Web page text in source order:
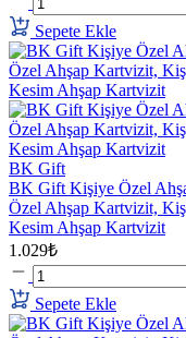
Sepete Ekle
BK Gift
BK Gift Kişiye Özel
Özel Ahşap Kartvizit,
Kesim Ahşap Kartvizit
1.029₺
Sepete Ekle